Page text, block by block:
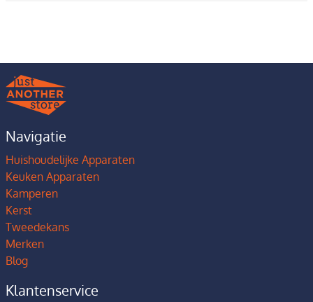
Navigatie
Huishoudelijke Apparaten
Keuken Apparaten
Kamperen
Kerst
Tweedekans
Merken
Blog
Klantenservice